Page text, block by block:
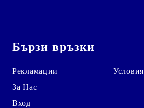
Бързи връзки
Рекламации
За Нас
Вход
Условия